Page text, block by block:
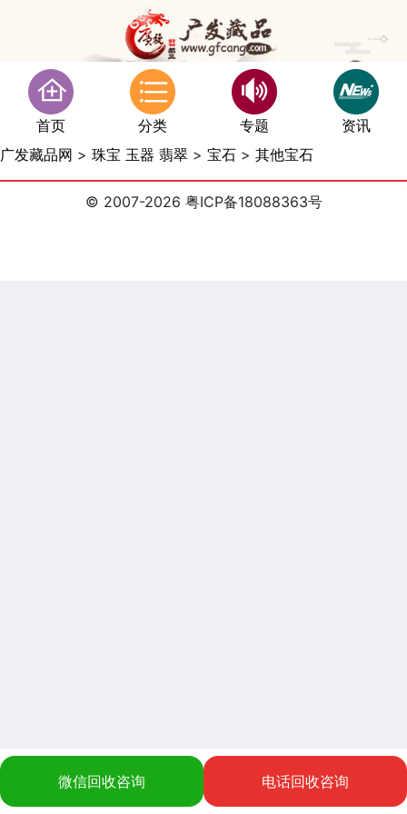
首页 分类 专题
资讯
广发藏品网 > 珠宝 玉器 翡翠 > 宝石 > 其他宝石
© 2007-2026 粤ICP备18088363号
微信回收咨询 电话回收咨询